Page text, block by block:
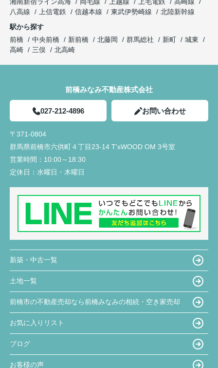
湘南新宿ライン高海
両毛線 上越線 上毛電鉄
高崎線
八高線
上信電鉄 信越本線 東武伊勢崎線
北陸新幹線
駅から探す
前橋
中央前橋 新前橋 北藤岡 群馬総社 新町
城東
高崎
三俣 北高崎
前橋みなみ不動産株式会社
027-212-4896 お問い合わせ
〒371-0804
群馬県前橋市六供町４丁目23‐14 T'sWOOD OM 3号室
営業時間： 10:00～18:30
定休日： 水曜日・木曜日
新築・中古一覧
土地一覧
前橋市の不動産売却なら前橋みなみの相続・空き家売却
お気に入りリスト
ブログ
お客様の声